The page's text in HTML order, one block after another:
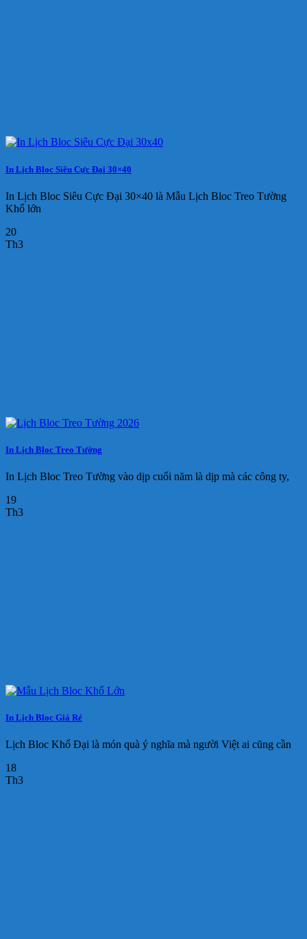
In Lịch Bloc Siêu Cực Đại 30×40
In Lịch Bloc Siêu Cực Đại 30×40 là Mẫu Lịch Bloc Treo Tường
Khổ lớn
20
Th3
In Lịch Bloc Treo Tường
In Lịch Bloc Treo Tường vào dịp cuối năm là dịp mà các công ty,
19
Th3
In Lịch Bloc Giá Rẻ
Lịch Bloc Khổ Đại là món quà ý nghĩa mà người Việt ai cũng cần
18
Th3